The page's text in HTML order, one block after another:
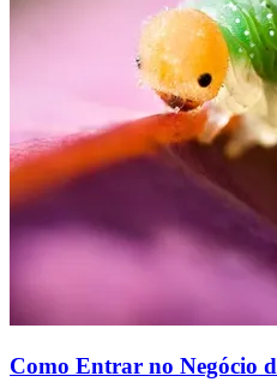
Como Entrar no Negócio